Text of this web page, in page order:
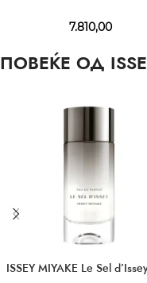
7.810,00
ПОВЕЌЕ ОД
ISSEY MIYAKE Le Sel